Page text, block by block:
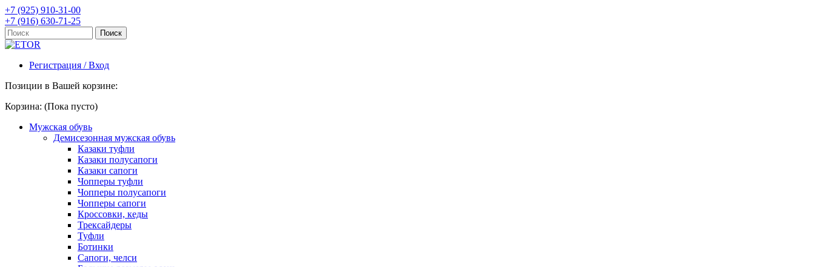
+7 (925) 910-31-00
+7 (916) 630-71-25
Регистрация / Вход
Позиции в Вашей корзине:
Корзина: (Пока пусто)
Мужская обувь
Демисезонная мужская обувь
Казаки туфли
Казаки полусапоги
Казаки сапоги
Чопперы туфли
Чопперы полусапоги
Чопперы сапоги
Кроссовки, кеды
Трексайдеры
Туфли
Ботинки
Сапоги, челси